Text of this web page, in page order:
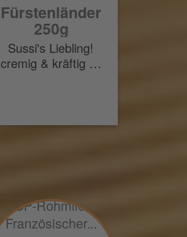
Fürstenländer
250g
Sussi's Liebling!
cremig & kräftig …